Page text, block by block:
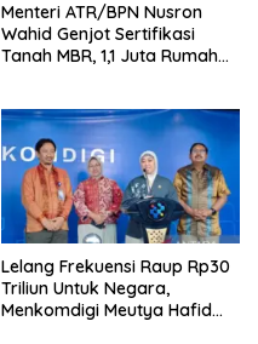
Menteri ATR/BPN Nusron
Wahid Genjot Sertifikasi
Tanah MBR, 1,1 Juta Rumah
Lelang Frekuensi Raup Rp30
Triliun Untuk Negara,
Menkomdigi Meutya Hafid